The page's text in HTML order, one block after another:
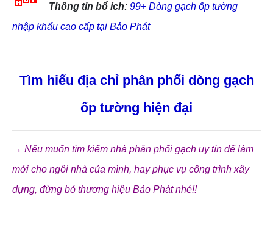
Thông tin bổ ích: 99+ Dòng gạch ốp tường
nhập khẩu cao cấp tại Bảo Phát
Tìm hiểu địa chỉ phân phối dòng gạch
ốp tường hiện đại
→ Nếu muốn tìm kiếm nhà phân phối gạch uy tín để làm
mới cho ngôi nhà của mình, hay phục vụ công trình xây
dựng, đừng bỏ thương hiệu Bảo Phát nhé!!